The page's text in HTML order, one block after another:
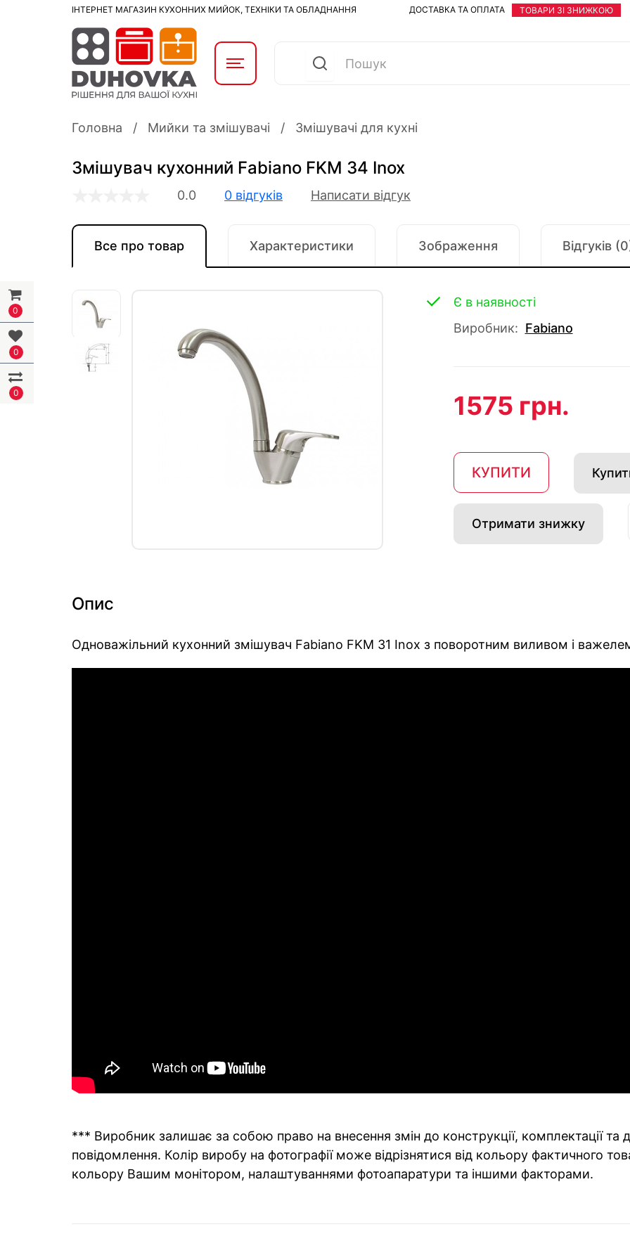
0
0
0
ІНТЕРНЕТ МАГАЗИН КУХОННИХ МИЙОК, ТЕХНІКИ ТА ОБЛАДНАННЯ ДОСТАВКА ТА ОПЛАТА ТОВАРИ ЗІ ЗНИЖКОЮ
Головна Мийки та змішувачі Змішувачі для кухні
Змішувач кухонний Fabiano FKM 34 Inox
0.0 0 відгуків Написати відгук
Все про товар Характеристики Зображення Відгуків
Є в наявності
Виробник: Fabiano
1575 грн.
КУПИТИ
Отримати знижку
Опис
Одноважільний кухонний змішувач Fabiano FKM 31 Inox з поворотним виливом і
*** Виробник залишає за собою право на внесення змін до конструкції, комплектації та
повідомлення. Колір виробу на фотографії може відрізнятися від кольору фактичного
кольору Вашим монітором, налаштуваннями фотоапаратури та іншими факторами.